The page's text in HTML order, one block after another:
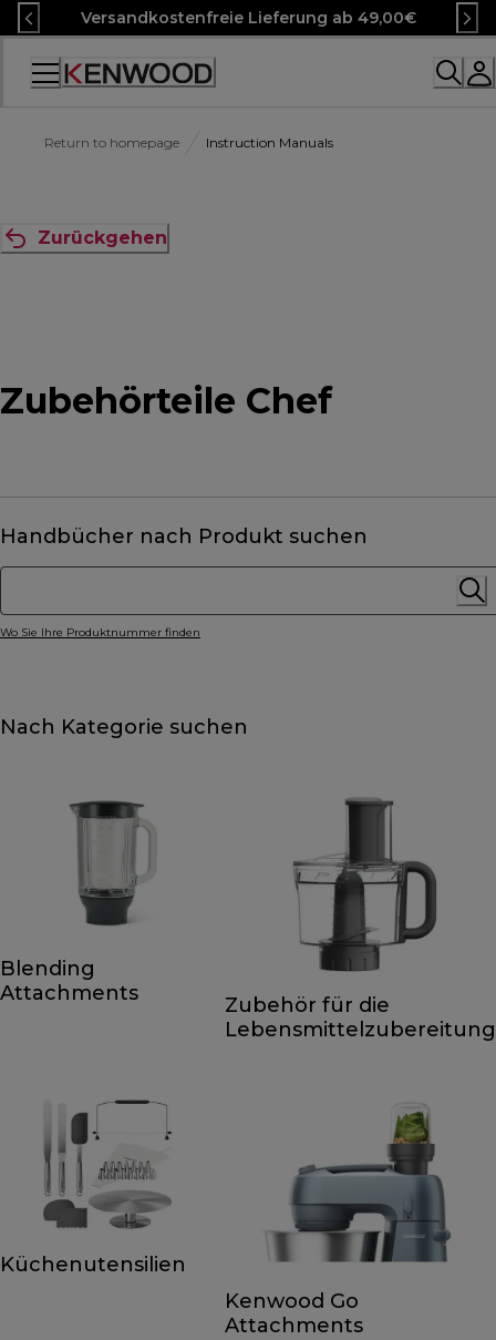
Skip
to
Content
Versandkostenfreie Lieferung ab 49,00€
Accessibility
Return to homepage Instruction Manuals
Zurückgehen
Zubehörteile Chef
Handbücher nach Produkt suchen
Wo Sie Ihre Produktnummer finden
Nach Kategorie suchen
Blending
Attachments
Zubehör für die
Lebensmittelzubereitung
Küchenutensilien
Kenwood Go
Attachments